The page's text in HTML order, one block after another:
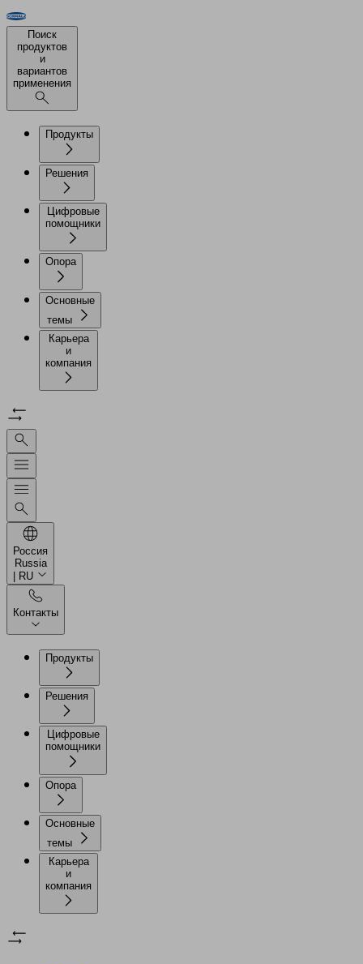
Поиск
продуктов
и
вариантов
применения
Продукты
Решения
Цифровые
помощники
Опора
Основные
темы
Карьера
и
компания
Россия
Russia
| RU
Контакты
Продукты
Решения
Цифровые
помощники
Опора
Основные
темы
Карьера
и
компания